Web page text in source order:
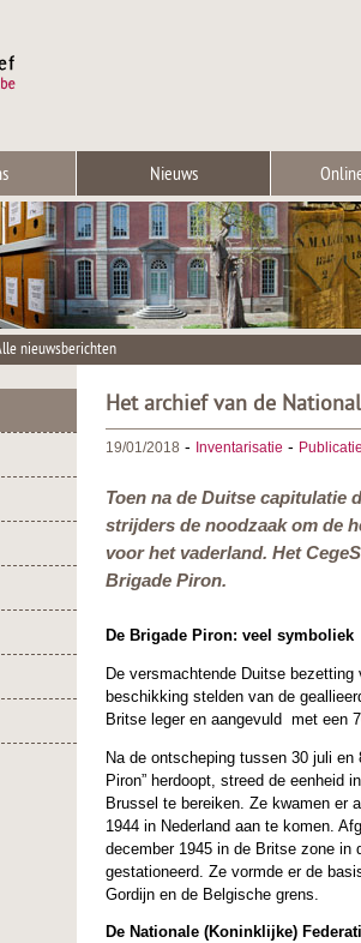
Nieuws
nieuwsberichten
Het archief van de
19/01/2018 - Inventarisatie -
Toen na de Duitse capitulatie
strijders de noodzaak om de
voor het vaderland. Het
Brigade Piron.
De Brigade Piron: veel symboliek
De versmachtende Duitse
beschikking stelden van de
Britse leger en aangevuld met een
Na de ontscheping tussen 30 juli
Piron” herdoopt, streed de eenheid
Brussel te bereiken. Ze kwamen er
1944 in Nederland aan te komen.
december 1945 in de Britse zone in
gestationeerd. Ze vormde er de
Gordijn en de Belgische grens.
De Nationale (Koninklijke)